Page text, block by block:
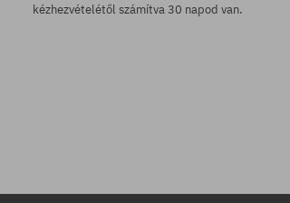
kézhezvételétől számítva 30 napod van.